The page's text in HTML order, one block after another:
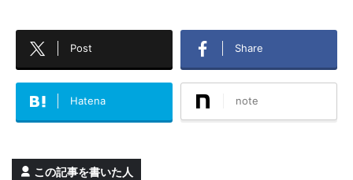
Post Share
Hatena note
この記事を書いた人